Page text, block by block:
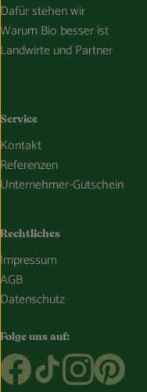
Dafür stehen wir
Warum Bio besser ist
Landwirte und Partner
Service
Kontakt
Referenzen
Unternehmer-Gutschein
Rechtliches
Impressum
AGB
Datenschutz
Folge uns auf:
Externer Link zu
Externer Link
Externer